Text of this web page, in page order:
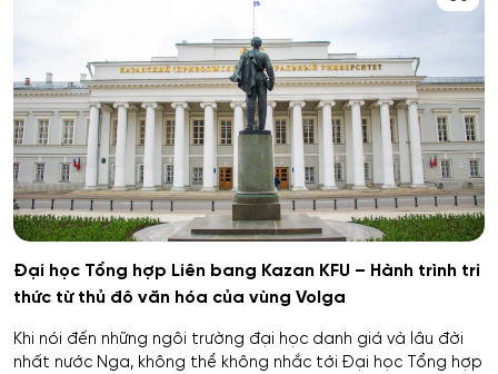
Du lịch nghỉ dưỡng và hoạt động giải trí
Dân tộc học
Dược
Dược công nghiệp
Dịch vụ
Đại học Tổng hợp Liên bang Kazan KFU – Hành trình tri
thức từ thủ đô văn hóa của vùng Volga
Khi nói đến những ngôi trường đại học danh giá và lâu đời
nhất nước Nga, không thể không nhắc tới Đại học Tổng hợp